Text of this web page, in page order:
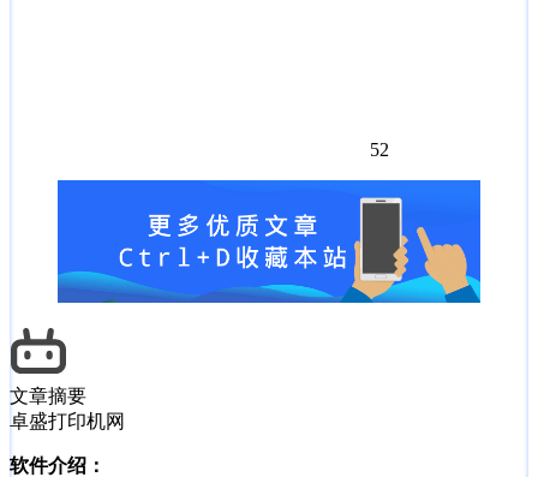
52
文章摘要
卓盛打印机网
软件介绍：